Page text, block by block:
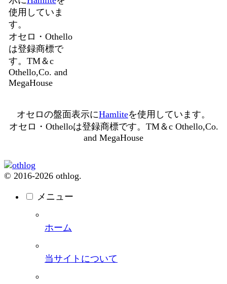
使用していま
す。
オセロ・Othello
は登録商標で
す。TM＆c
Othello,Co. and
MegaHouse
オセロの盤面表示にHamliteを使用しています。
オセロ・Othelloは登録商標です。TM＆c Othello,Co.
and MegaHouse
© 2016-2026 othlog.
メニュー
ホーム
当サイトについて